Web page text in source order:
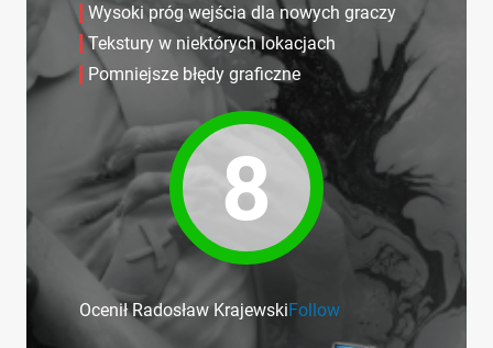
Wysoki próg wejścia dla nowych graczy
Tekstury w niektórych lokacjach
Pomniejsze błędy graficzne
8
Ocenił Radosław KrajewskiFollow